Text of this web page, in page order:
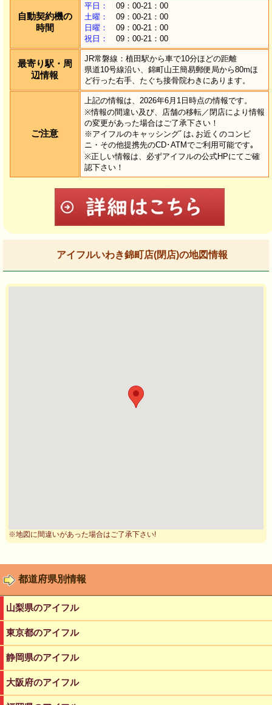
自動契約機の
時間
平日：
09：00-21：00
土曜：
09：00-21：00
日曜：
09：00-21：00
祝日：
09：00-21：00
最寄り駅・周
辺情報
JR常磐線：植田駅から車で10分ほどの距離
県道10号線沿い、錦町山王簡易郵便局から80mほ
ど行った右手、たぐち接骨院わきにあります。
ご注意
上記の情報は、2026年6月1日時点の情報です。
※情報の間違い及び、店舗の移転／閉店により情報
の変更があった場合はご了承下さい！
※アイフルのキャッシングﾞは､お近くのコンビ
ニ・その他提携先のCD･ATMでご利用可能です｡
※正しい情報は、必ずアイフルの公式HPにてご確
認下さい！
アイフルいわき錦町店(閉店)の地図情報
※地図に間違いがあった場合はご了承下さい!
都道府県別情報
山梨県のアイフル
東京都のアイフル
静岡県のアイフル
大阪府のアイフル